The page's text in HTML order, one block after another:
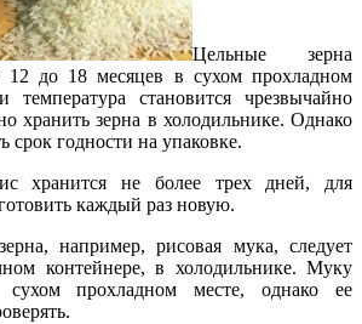
Цельные зерна
12 до 18 месяцев в сухом прохладном
становится чрезвычайно
хранить зерна в холодильнике. Однако
срок годности на упаковке.
хранится не более трех дней, для
каждый раз новую.
например, рисовая мука, следует
контейнере, в холодильнике. Муку
прохладном месте, однако ее